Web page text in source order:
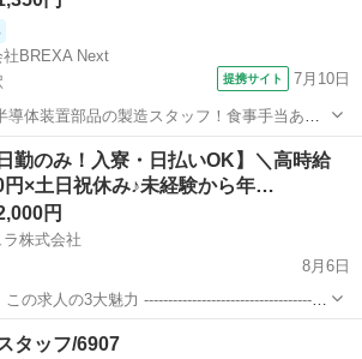
社BREXA Next
提携サイト 7月10日
導体装置部品の製造スタッフ！食事手当あり
中！寮費無料！土日祝休み×年間休日120
！社会保険完備◎格安食堂利用可★最寄り駅
から徒歩圏内◎《千葉県船橋市》 人...
駅 その他
勤のみ！入寮・日払いOK】＼高時給
円×土日祝休み♪未経験から年…
円
ラ株式会社
8月6日
の求人の3大魅力 ---------------------------------------
タート！未経験から「時給1,900円」「想定
...
業
タッフ/6907